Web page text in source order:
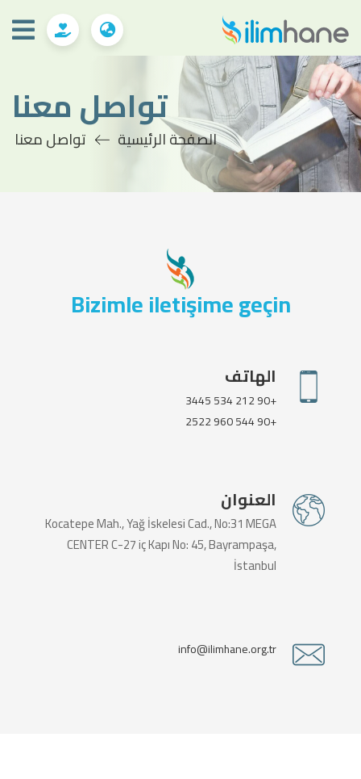
تواصل معنا
الصفحة الرئيسية تواصل معنا
Bizimle iletişime geçin
الهاتف
+90 212 534 3445
+90 544 960 2522
العنوان
Kocatepe Mah., Yağ İskelesi Cad., No:31 MEGA
CENTER C-27 iç Kapı No: 45, Bayrampaşa,
İstanbul
info@ilimhane.org.tr